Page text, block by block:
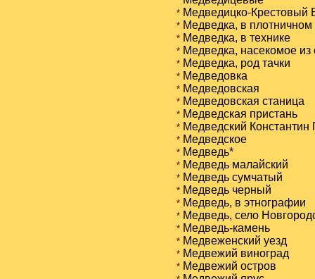
*Медведицко-Крестовый
*Медведка, в плотничном
*Медведка, в технике
*Медведка, насекомое из
*Медведка, род тачки
*Медведовка
*Медведовская
*Медведовская станица
*Медведская пристань
*Медведский Константин
*Медведское
*Медведь*
*Медведь малайский
*Медведь сумчатый
*Медведь черный
*Медведь, в этнографии
*Медведь, село
*Медведь-камень
*Медвеженский уезд
*Медвежий виноград
*Медвежий остров